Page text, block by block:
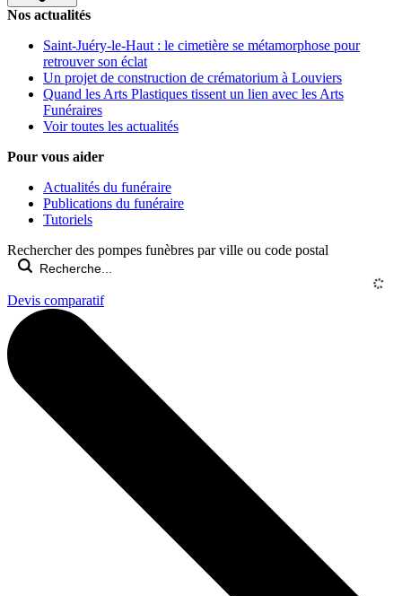
Nos actualités
Saint-Juéry-le-Haut : le cimetière se métamorphose pour
retrouver son éclat
Un projet de construction de crématorium à Louviers
Quand les Arts Plastiques tissent un lien avec les Arts
Funéraires
Voir toutes les actualités
Pour vous aider
Actualités du funéraire
Publications du funéraire
Tutoriels
Rechercher des pompes funèbres par ville ou code postal
Devis comparatif